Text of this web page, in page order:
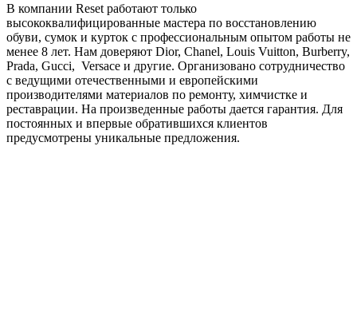
В компании Reset работают только
высококвалифицированные мастера по восстановлению
обуви, сумок и курток с профессиональным опытом работы не
менее 8 лет. Нам доверяют Dior, Chanel, Louis Vuitton, Burberry,
Prada, Gucci, Versace и другие. Организовано сотрудничество
с ведущими отечественными и европейскими
производителями материалов по ремонту, химчистке и
реставрации. На произведенные работы дается гарантия. Для
постоянных и впервые обратившихся клиентов
предусмотрены уникальные предложения.